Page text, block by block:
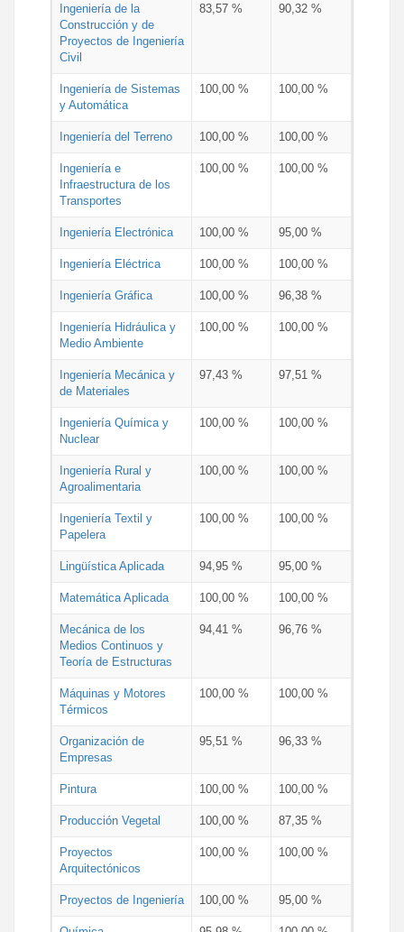
Ingeniería de la
Construcción y de
Proyectos de Ingeniería
Civil
83,57 % 90,32 %
Ingeniería de Sistemas
y Automática
100,00 % 100,00 %
Ingeniería del Terreno 100,00 % 100,00 %
Ingeniería e
Infraestructura de los
Transportes
100,00 % 100,00 %
Ingeniería Electrónica 100,00 % 95,00 %
Ingeniería Eléctrica 100,00 % 100,00 %
Ingeniería Gráfica 100,00 % 96,38 %
Ingeniería Hidráulica y
Medio Ambiente
100,00 % 100,00 %
Ingeniería Mecánica y
de Materiales
97,43 % 97,51 %
Ingeniería Química y
Nuclear
100,00 % 100,00 %
Ingeniería Rural y
Agroalimentaria
100,00 % 100,00 %
Ingeniería Textil y
Papelera
100,00 % 100,00 %
Lingüística Aplicada 94,95 % 95,00 %
Matemática Aplicada 100,00 % 100,00 %
Mecánica de los
Medios Continuos y
Teoría de Estructuras
94,41 % 96,76 %
Máquinas y Motores
Térmicos
100,00 % 100,00 %
Organización de
Empresas
95,51 % 96,33 %
Pintura 100,00 % 100,00 %
Producción Vegetal 100,00 % 87,35 %
Proyectos
Arquitectónicos
100,00 % 100,00 %
Proyectos de Ingeniería 100,00 % 95,00 %